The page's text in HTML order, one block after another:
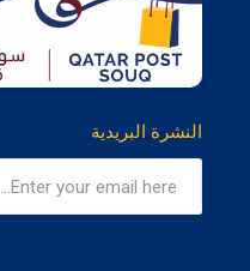
النشرة البريدية